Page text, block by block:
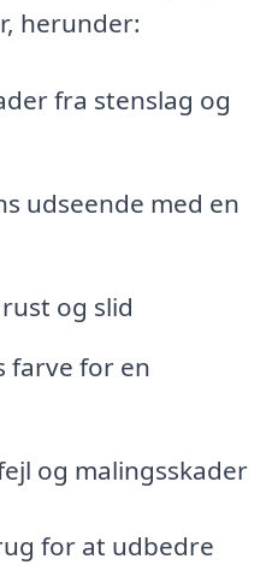
herunder:
fra stenslag og
udseende med en
og slid
farve for en
og malingsskader
for at udbedre